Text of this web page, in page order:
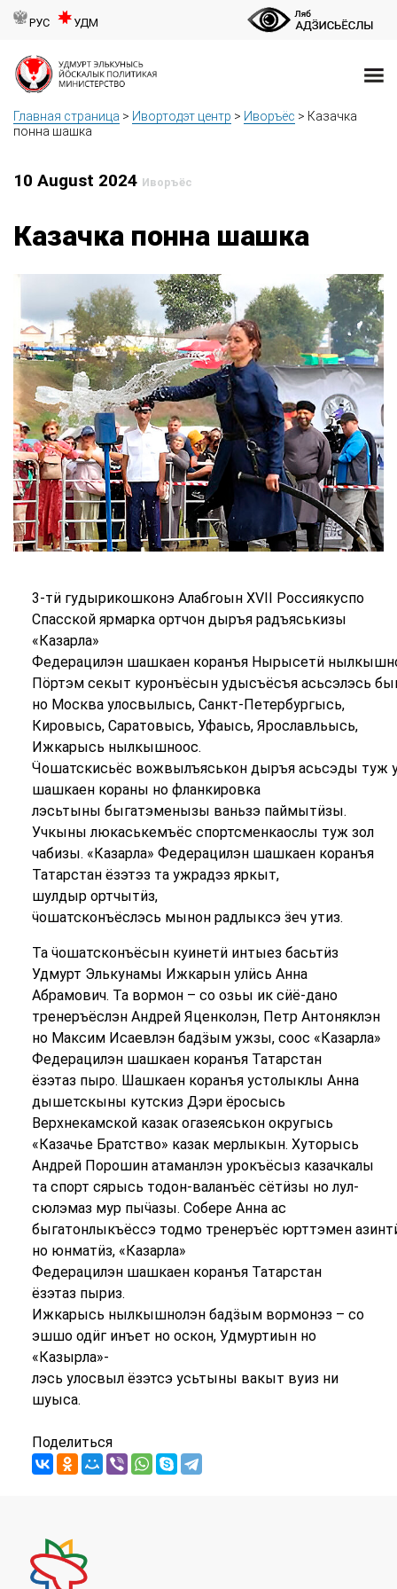
РУС УДМ
Главная страница > Ивортодэт центр > Иворъёс > Казачка
понна шашка
10 August 2024 Иворъёс
Казачка понна шашка
3-тӥ гудырикошконэ Алабгоын XVII Россиякуспо
Спасской ярмарка ортчон дыръя радъяськизы
«Казарла»
Федерацилэн шашкаен коранъя Нырысетӥ
Пӧртэм секыт куронъёсын удысъёсъя асьсэлэсь
но Москва улосвылысь, Санкт-Петербургысь,
Кировысь, Саратовысь, Уфаысь, Ярославльысь,
Ижкарысь нылкышноос.
Ӵошатскисьёс вожвылъяськон дыръя асьсэды туж
шашкаен кораны но фланкировка
лэсьтыны быгатэменызы ваньзэ паймытӥзы.
Учкыны люкаськемъёс спортсменкаослы туж зол
чабизы. «Казарла» Федерацилэн шашкаен коранъя
Татарстан ёзэтэз та ужрадэз яркыт,
шулдыр ортчытӥз,
ӵошатсконъёслэсь мынон радлыксэ ӟеч утиз.
Та ӵошатсконъёсын куинетӥ интыез басьтӥз
Удмурт Элькунамы Ижкарын улӥсь Анна
Абрамович. Та вормон – со озьы ик сӥё-дано
тренеръёслэн Андрей Яценколэн, Петр Антоняклэн
но Максим Исаевлэн бадӟым ужзы, соос «Казарла»
Федерацилэн шашкаен коранъя Татарстан
ёзэтаз пыро. Шашкаен коранъя устолыклы Анна
дышетскыны кутскиз Дэри ёросысь
Верхнекамской казак огазеяськон округысь
«Казачье Братство» казак мерлыкын. Хуторысь
Андрей Порошин атаманлэн урокъёсыз казачкалы
та спорт сярысь тодон-валанъёс сётӥзы но лул-
сюлэмаз мур пыӵазы. Собере Анна ас
быгатонлыкъёссэ тодмо тренеръёс юрттэмен
но юнматӥз, «Казарла»
Федерацилэн шашкаен коранъя Татарстан
ёзэтаз пыриз.
Ижкарысь нылкышнолэн бадӟым вормонэз – со
эшшо одӥг инъет но оскон, Удмуртиын но
«Казырла»-
лэсь улосвыл ёзэтсэ усьтыны вакыт вуиз ни
шуыса.
Поделиться